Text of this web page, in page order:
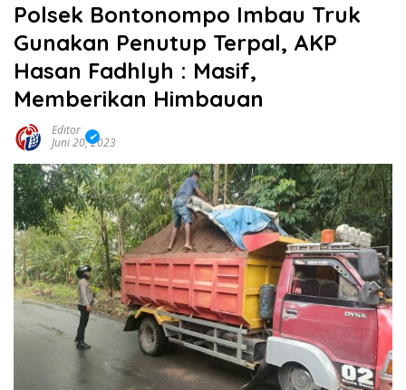
Polsek Bontonompo Imbau Truk
Gunakan Penutup Terpal, AKP
Hasan Fadhlyh : Masif,
Memberikan Himbauan
Editor
Juni 20, 2023